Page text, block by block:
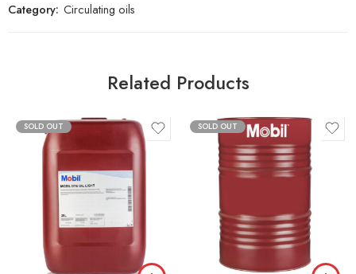
Category: Circulating oils
Related Products
SOLD OUT SOLD OUT